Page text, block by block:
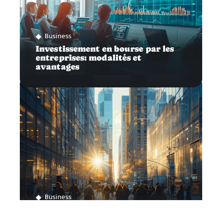
Business
Investissement en bourse par les
entreprises: modalités et
avantages
Business